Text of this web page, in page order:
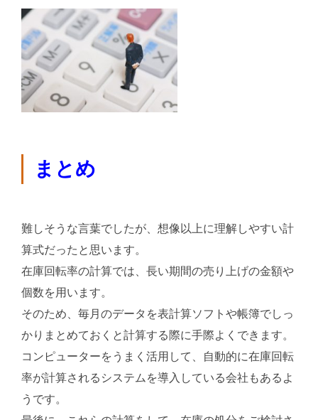
まとめ
難しそうな言葉でしたが、想像以上に理解しやすい計
算式だったと思います。
在庫回転率の計算では、長い期間の売り上げの金額や
個数を用います。
そのため、毎月のデータを表計算ソフトや帳簿でしっ
かりまとめておくと計算する際に手際よくできます。
コンピューターをうまく活用して、自動的に在庫回転
率が計算されるシステムを導入している会社もあるよ
うです。